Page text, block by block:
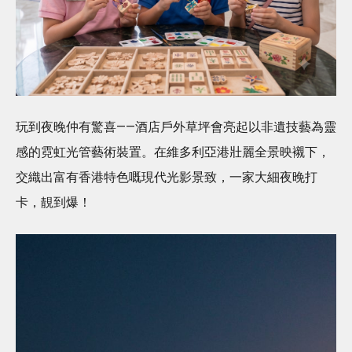
玩到夜晚仲有驚喜——酒店戶外草坪會亮起以非遺技藝為靈
感的霓虹光管藝術裝置。在維多利亞港壯麗全景映襯下，
交織出富有香港特色嘅現代光影景致，一家大細夜晚打
卡，靚到爆！